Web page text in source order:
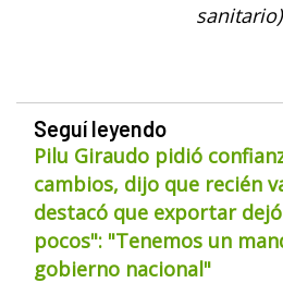
Seguí leyendo
Pilu Giraudo pidió
cambios, dijo que recién
destacó que exportar
pocos": "Tenemos un
gobierno nacional"